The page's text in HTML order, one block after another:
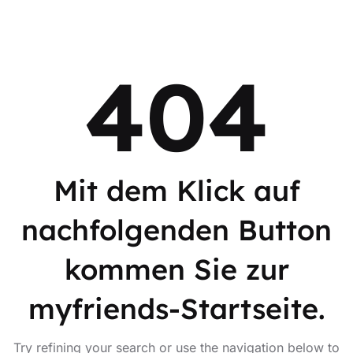
404
Mit dem Klick auf
nachfolgenden Button
kommen Sie zur
myfriends-Startseite.
Try refining your search or use the navigation below to